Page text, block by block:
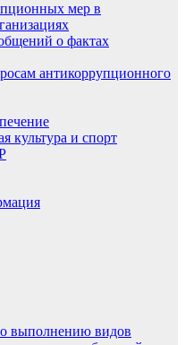
мер в
о фактах
антикоррупционного
культура и спорт
выполнению видов